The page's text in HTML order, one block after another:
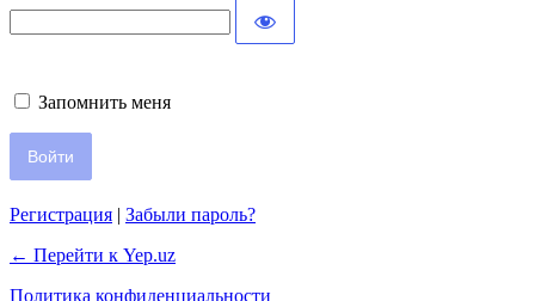
Запомнить меня
Регистрация | Забыли пароль?
← Перейти к Yep.uz
Политика конфиденциальности